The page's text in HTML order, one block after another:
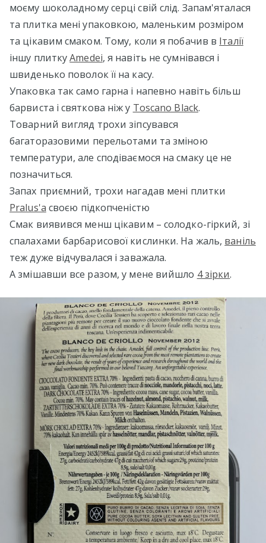
моєму шоколадному серці свій слід. Запам'яталася
та плитка мені упаковкою, маленьким розміром
та цікавим смаком. Тому, коли я побачив в Італії
іншу плиткуAmedei, я навіть не сумнівався і
швиденько поволок її на касу.
Упаковка так само гарна і напевно навіть більш
барвиста і святкова ніж у Toscano Black.
Товарний вигляд трохи зіпсувався
багаторазовими перельотами та зміною
температури, але сподіваємося на смаку це не
позначиться.
Запах приємний, трохи нагадав мені плитки
Pralus'а своєю підкопченістю
Смак виявився менш цікавим – солодко-гіркий, зі
спалахами барбарисової кислинки. На жаль, ваніль
теж дуже відчувалася і заважала.
А змішавши все разом, у мене вийшло 4 зірки.